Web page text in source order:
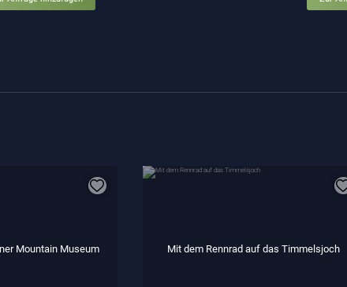
Mountain Museum Mit dem Rennrad auf das Timmelsjoch